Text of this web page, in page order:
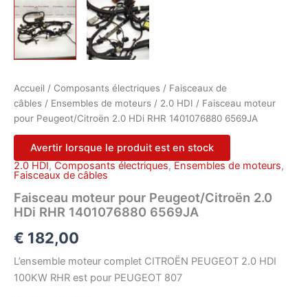
Accueil / Composants électriques / Faisceaux de
câbles / Ensembles de moteurs / 2.0 HDI / Faisceau moteur
pour Peugeot/Citroën 2.0 HDi RHR 1401076880 6569JA
Avertir lorsque le produit est en stock
2.0 HDI, Composants électriques, Ensembles de moteurs,
Faisceaux de câbles
Faisceau moteur pour Peugeot/Citroën 2.0
HDi RHR 1401076880 6569JA
€ 182,00
L’ensemble moteur complet CITROËN PEUGEOT 2.0 HDI
100KW RHR est pour PEUGEOT 807